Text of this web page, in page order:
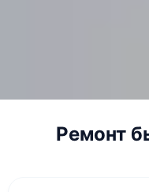
Ремонт